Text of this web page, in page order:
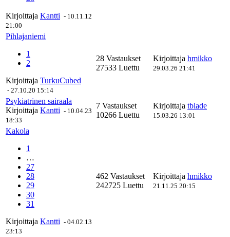
Kirjoittaja Kantti - 10.11.12
21:00
Pihlajaniemi
1
2
Kirjoittaja TurkuCubed
- 27.10.20 15:14
28 Vastaukset
27533 Luettu
Kirjoittaja hmikko
29.03.26 21:41
Psykiatrinen sairaala
Kirjoittaja Kantti - 10.04.23
18:33
7 Vastaukset
10266 Luettu
Kirjoittaja tblade
15.03.26 13:01
Kakola
1
…
27
28
29
30
31
Kirjoittaja Kantti - 04.02.13
23:13
462 Vastaukset
242725 Luettu
Kirjoittaja hmikko
21.11.25 20:15